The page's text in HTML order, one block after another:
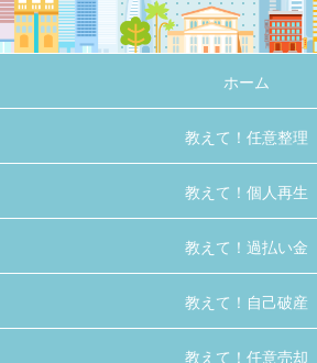
ホーム
教えて！任意整理
教えて！個人再生
教えて！過払い金
教えて！自己破産
教えて！任意売却